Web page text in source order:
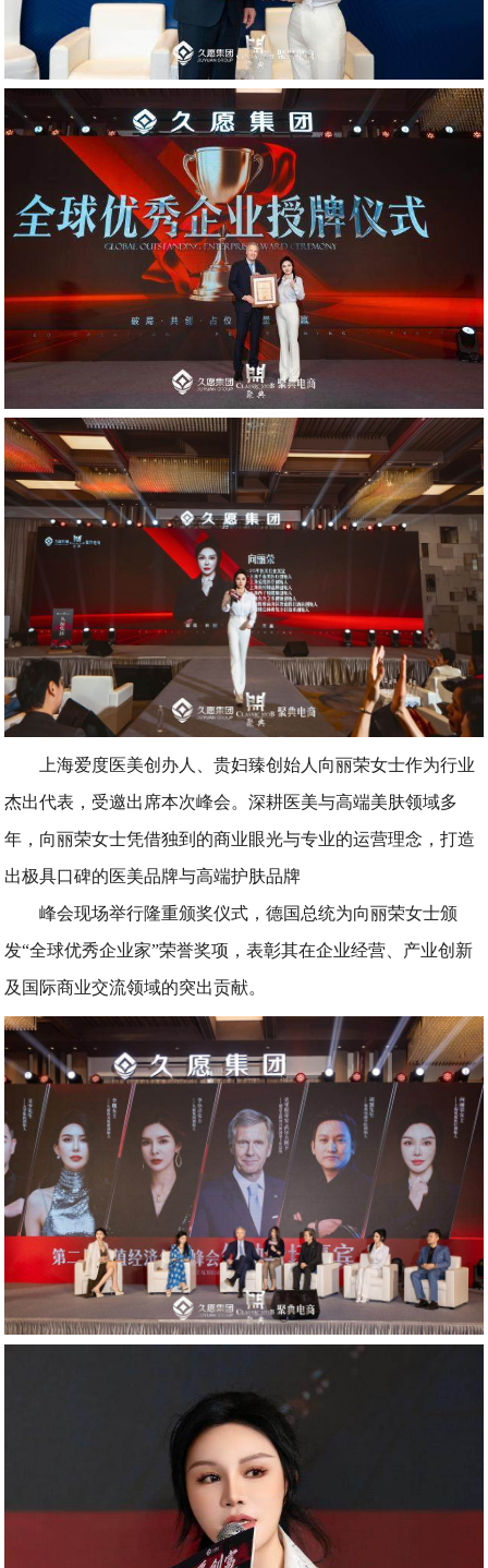
上海爱度医美创办人、贵妇臻创始人向丽荣女士作为行业
杰出代表，受邀出席本次峰会。深耕医美与高端美肤领域多
年，向丽荣女士凭借独到的商业眼光与专业的运营理念，打造
出极具口碑的医美品牌与高端护肤品牌
峰会现场举行隆重颁奖仪式，德国总统为向丽荣女士颁
发“全球优秀企业家”荣誉奖项，表彰其在企业经营、产业创新
及国际商业交流领域的突出贡献。